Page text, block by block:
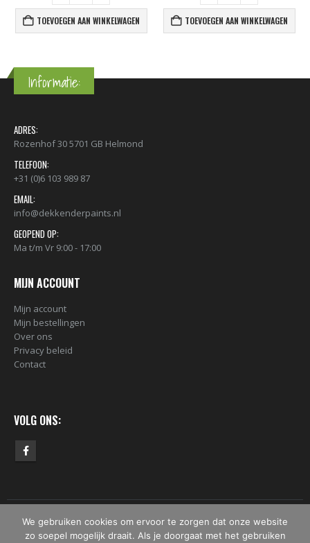
TOEVOEGEN AAN WINKELWAGEN TOEVOEGEN AAN WINKELWAGEN
Informatie:
ADRES:
Rozenhof 30 5701 GB Helmond
TELEFOON:
+31 (0)6 103 989 87
EMAIL:
info@dekkenderpaints.nl
GEOPEND OP:
Ma t/m Vr 9:00 - 17:00
MIJN ACCOUNT
Mijn account
Mijn bestellingen
Over ons
Privacy beleid
Contact
VOLG ONS:
© Copyright 2019 -2026 - DekkenDerPaints. All Rights Reserved.
We gebruiken cookies om ervoor te zorgen dat onze website
zo soepel mogelijk draait. Als je doorgaat met het gebruiken